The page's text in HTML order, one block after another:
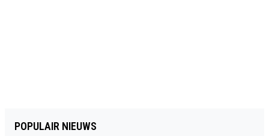
POPULAIR NIEUWS